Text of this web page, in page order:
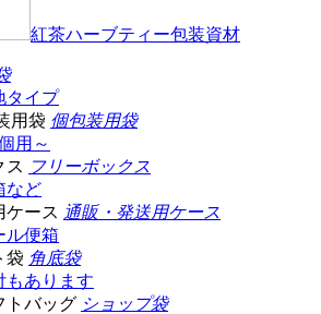
紅茶ハーブティー包装資材
タイプ
個包装用袋
用～
フリーボックス
など
通販・発送用ケース
ル便箱
角底袋
もあります
ショップ袋